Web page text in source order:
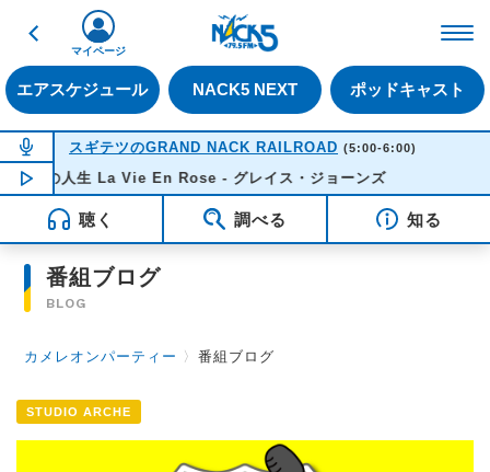
戻る
エアスケジュール NACK5 NEXT ポッドキャスト
マイページ
NOW ON AIR
スギテツのGRAND NACK RAILROAD (5:00-6:00)
NOW PLAYING05:19
色の人生 La Vie En Rose - グレイス・ジョーンズ
聴く 調べる 知る
番組ブログ
BLOG
カメレオンパーティー 〉番組ブログ
STUDIO ARCHE